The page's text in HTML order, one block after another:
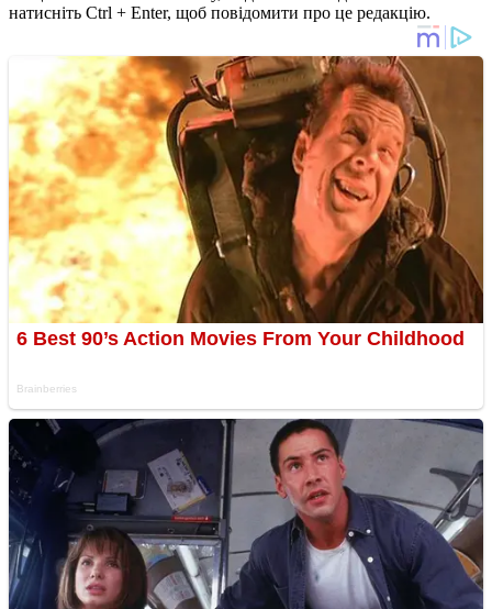
натисніть Ctrl + Enter, щоб повідомити про це редакцію.